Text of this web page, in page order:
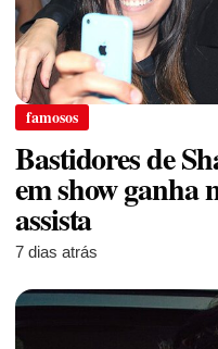
famosos
Bastidores de
em show ganha
assista
7 dias atrás